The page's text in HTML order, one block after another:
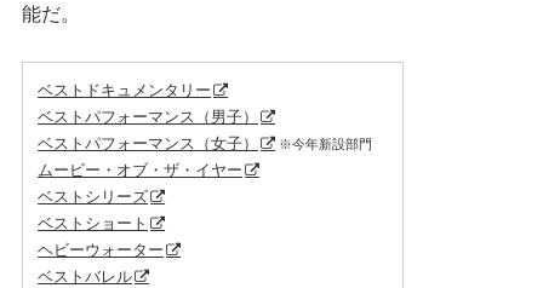
能だ。
ベストドキュメンタリー
ベストパフォーマンス（男子）
ベストパフォーマンス（女子）
※今年新設部門
ムービー・オブ・ザ・イヤー
ベストシリーズ
ベストショート
ヘビーウォーター
ベストバレル